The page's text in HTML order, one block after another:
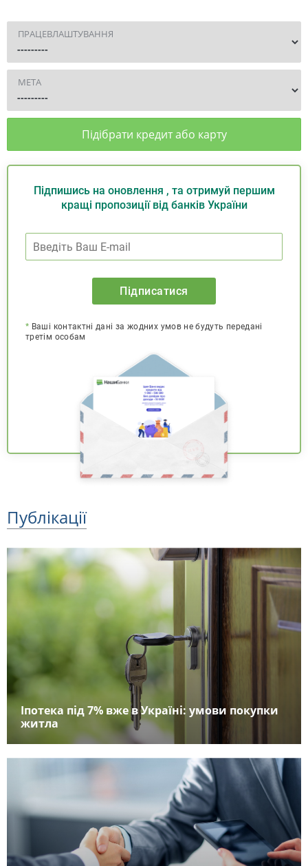
ПРАЦЕВЛАШТУВАННЯ
МЕТА
Підібрати кредит або карту
Підпишись на оновлення , та отримуй першим
кращі пропозиції від банків України
Підписатися
* Ваші контактні дані за жодних умов не будуть передані
третім особам
Публікації
Іпотека під 7% вже в Україні: умови покупки
житла